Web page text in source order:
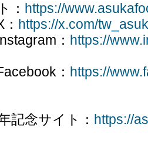
： https://
https://x.com/
： https://
： https://
記念サイト： https://